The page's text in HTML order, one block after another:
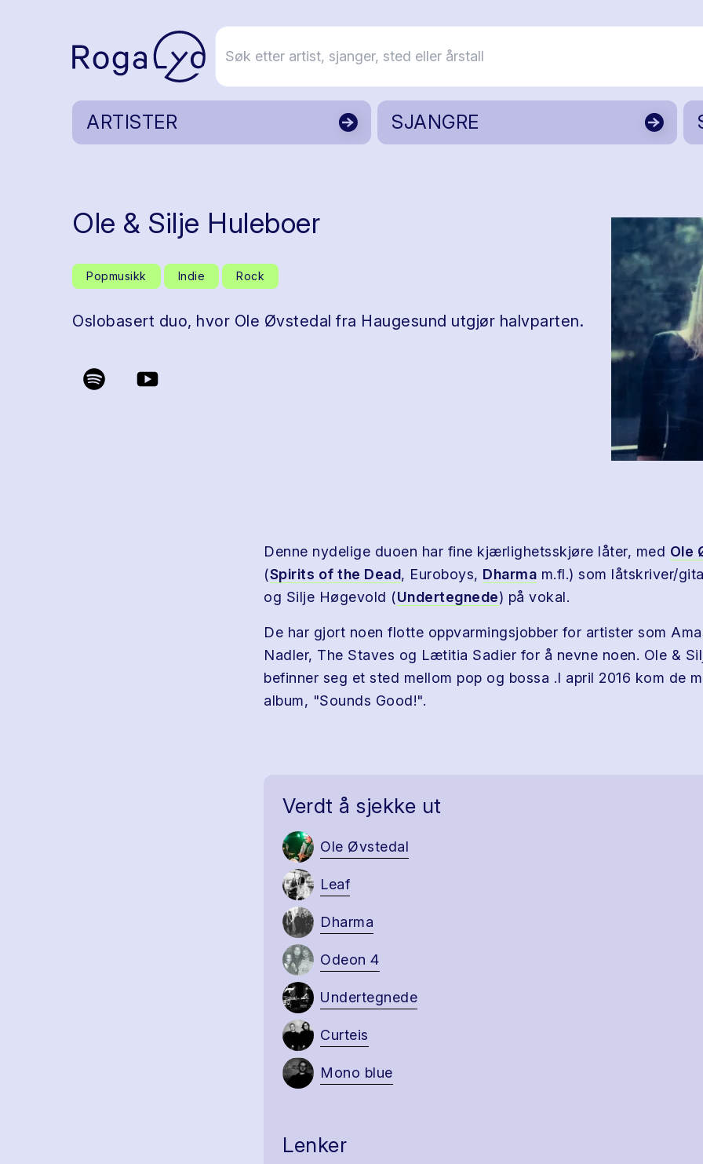
ARTISTER SJANGRE
Ole & Silje Huleboer
Popmusikk Indie Rock
Oslobasert duo, hvor Ole Øvstedal fra Haugesund utgjør halvparten.
Denne nydelige duoen har fine kjærlighetsskjøre låter, med Ole
(Spirits of the Dead, Euroboys, Dharma m.fl.) som låtskriver/
og Silje Høgevold (Undertegnede) på vokal.
De har gjort noen flotte oppvarmingsjobber for artister som
Nadler, The Staves og Lætitia Sadier for å nevne noen. Ole &
befinner seg et sted mellom pop og bossa .I april 2016 kom de
album, "Sounds Good!".
Verdt å sjekke ut
Ole Øvstedal
Leaf
Dharma
Odeon 4
Undertegnede
Curteis
Mono blue
Lenker